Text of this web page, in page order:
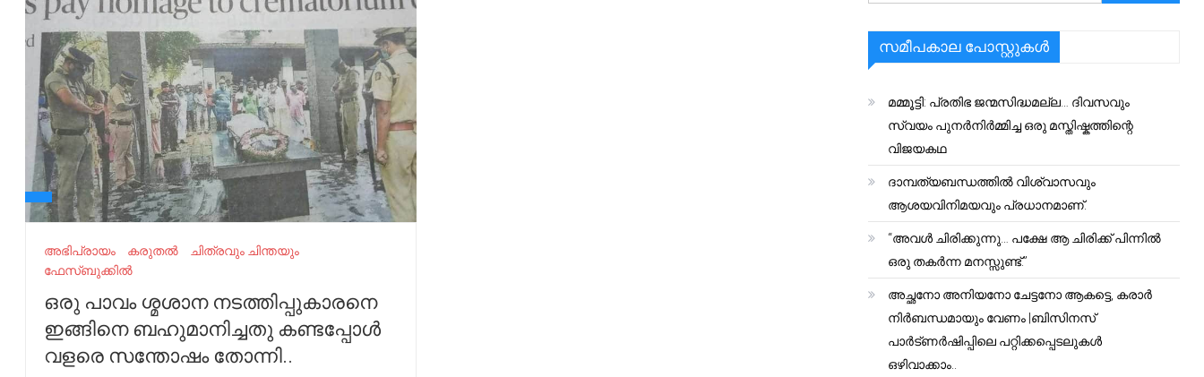
അഭിപ്രായം കരുതൽ
ചിത്രവും ചിന്തയും
ഫേസ്ബുക്കിൽ
ഒരു പാവം ശ്മശാന നടത്തിപ്പുകാരനെ
ഇങ്ങിനെ ബഹുമാനിച്ചതു കണ്ടപ്പോൾ
വളരെ സന്തോഷം തോന്നി..
സമീപകാല പോസ്റ്റുകൾ
മമ്മൂട്ടി: പ്രതിഭ ജന്മസിദ്ധമല്ല… ദിവസവും
സ്വയം പുനർനിർമ്മിച്ച ഒരു മസ്തിഷ്കത്തിന്റെ
വിജയകഥ
ദാമ്പത്യബന്ധത്തിൽ വിശ്വാസവും
ആശയവിനിമയവും പ്രധാനമാണ്.
“അവൾ ചിരിക്കുന്നു… പക്ഷേ ആ ചിരിക്ക് പിന്നിൽ
ഒരു തകർന്ന മനസ്സുണ്ട്.”
അച്ഛനോ അനിയനോ ചേട്ടനോ ആകട്ടെ, കരാർ
നിർബന്ധമായും വേണം |ബിസിനസ്
പാർട്ണർഷിപ്പിലെ പറ്റിക്കപ്പെടലുകൾ
ഒഴിവാക്കാം..